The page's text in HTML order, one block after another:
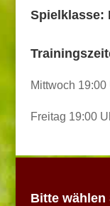
Spielklasse:
Mittwoch
Freitag 19:00
Bitte wählen